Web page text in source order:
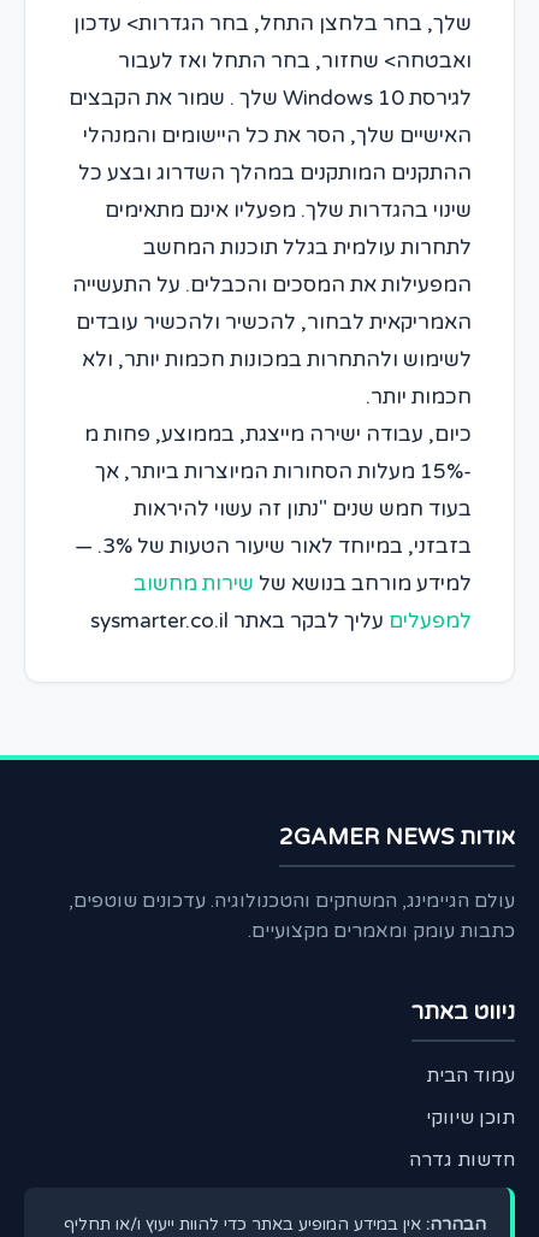
שלך, בחר בלחצן התחל, בחר הגדרות> עדכון
ואבטחה> שחזור, בחר התחל ואז לעבור
לגירסת Windows 10 שלך . שמור את הקבצים
האישיים שלך, הסר את כל היישומים והמנהלי
ההתקנים המותקנים במהלך השדרוג ובצע כל
שינוי בהגדרות שלך. מפעליו אינם מתאימים
לתחרות עולמית בגלל תוכנות המחשב
המפעילות את המסכים והכבלים. על התעשייה
האמריקאית לבחור, להכשיר ולהכשיר עובדים
לשימוש ולהתחרות במכונות חכמות יותר, ולא
חכמות יותר.
כיום, עבודה ישירה מייצגת, בממוצע, פחות מ
-15% מעלות הסחורות המיוצרות ביותר, אך
בעוד חמש שנים "נתון זה עשוי להיראות
בזבזני, במיוחד לאור שיעור הטעות של 3%. —
למידע מורחב בנושא של שירות מחשוב
למפעלים עליך לבקר באתר sysmarter.co.il
אודות 2GAMER NEWS
עולם הגיימינג, המשחקים והטכנולוגיה. עדכונים שוטפים,
כתבות עומק ומאמרים מקצועיים.
ניווט באתר
עמוד הבית
תוכן שיווקי
חדשות גדרה
הבהרה: אין במידע המופיע באתר כדי להוות ייעוץ ו/או תחליף